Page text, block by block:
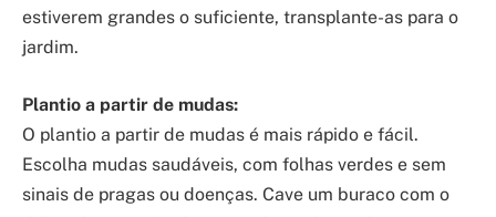
estiverem grandes o suficiente, transplante-as para o
jardim.
Plantio a partir de mudas:
O plantio a partir de mudas é mais rápido e fácil.
Escolha mudas saudáveis, com folhas verdes e sem
sinais de pragas ou doenças. Cave um buraco com o